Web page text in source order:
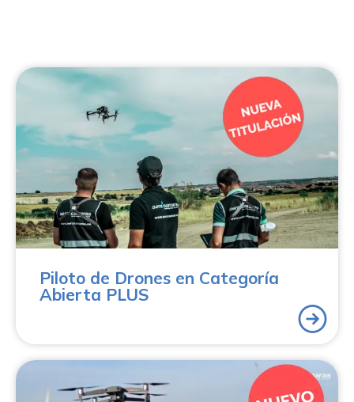
Piloto de Drones en Categoría
Abierta PLUS
Con el curso Piloto de Drones en Categoría Abierta
Plus obtendrás todo lo necesario para volar de forma
legal, segura y sin limitaciones dentro de la categoría
abierta. No se trata solo de conseguir una certificación,
sino de entender realmente cómo operar un dron en
cualquier situación habitual.
¿Ya dispones de tu certificado de piloto de drones